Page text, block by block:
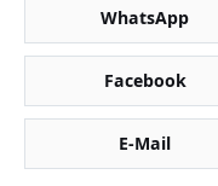
WhatsApp
Facebook
E-Mail